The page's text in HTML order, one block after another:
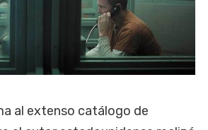
al extenso catálogo de